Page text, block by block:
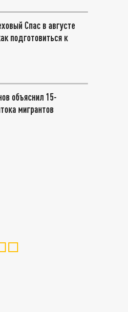
Спас в августе
подготовиться к
объяснил 15-
мигрантов